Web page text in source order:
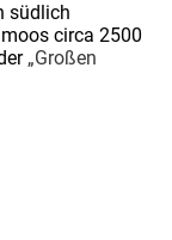
südlich
circa 2500
„Großen